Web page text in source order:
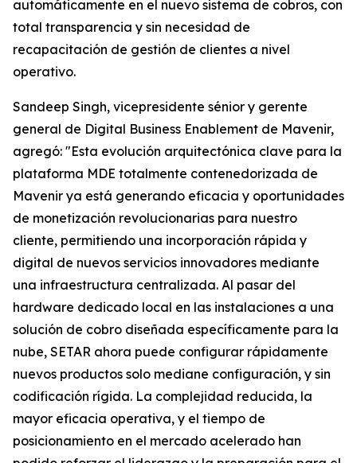
automáticamente en el nuevo sistema de cobros, con
total transparencia y sin necesidad de
recapacitación de gestión de clientes a nivel
operativo.
Sandeep Singh, vicepresidente sénior y gerente
general de Digital Business Enablement de Mavenir,
agregó: "Esta evolución arquitectónica clave para la
plataforma MDE totalmente contenedorizada de
Mavenir ya está generando eficacia y oportunidades
de monetización revolucionarias para nuestro
cliente, permitiendo una incorporación rápida y
digital de nuevos servicios innovadores mediante
una infraestructura centralizada. Al pasar del
hardware dedicado local en las instalaciones a una
solución de cobro diseñada específicamente para la
nube, SETAR ahora puede configurar rápidamente
nuevos productos solo mediane configuración, y sin
codificación rígida. La complejidad reducida, la
mayor eficacia operativa, y el tiempo de
posicionamiento en el mercado acelerado han